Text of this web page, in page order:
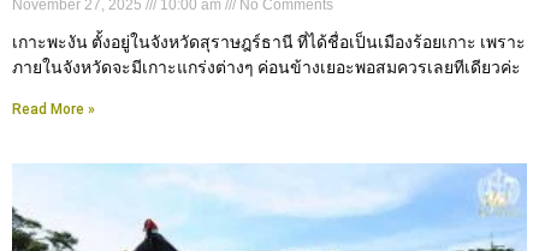
November 27, 2025 10:00 am No Comments
เกาะพะงัน ตั้งอยู่ในจังหวัดสุราษฎร์ธานี ที่ได้ชื่อเป็นเมืองร้อยเกาะ เพราะ
ภายในจังหวัดจะมีเกาะแกร่งต่างๆ ค่อนข้างเยอะพอสมควรเลยทีเดียวค่ะ
Read More »